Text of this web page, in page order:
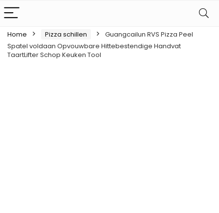
Home Pizza schillen
Guangcailun RVS Pizza Peel
Spatel voldaan Opvouwbare Hittebestendige Handvat
TaartLifter Schop Keuken Tool